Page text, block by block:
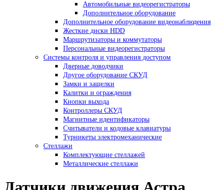
Автомобильные видеорегистраторы
Дополнительное оборудование
Дополнительное оборудование видеонаблюдения
Жесткие диски HDD
Маршрутизаторы и коммутаторы
Персональные видеорегистраторы
Системы контроля и управления доступом
Дверные доводчики
Другое оборудование СКУД
Замки и защелки
Калитки и ограждения
Кнопки выхода
Контроллеры СКУД
Магнитные идентификаторы
Считыватели и кодовые клавиатуры
Турникеты электромеханические
Стеллажи
Комплектующие стеллажей
Металлические стеллажи